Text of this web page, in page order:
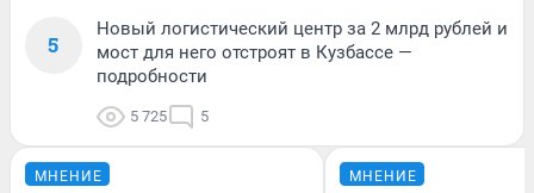
5
Новый логистический центр за 2 млрд рублей и
мост для него отстроят в Кузбассе —
подробности
5 725 5
МНЕНИЕ МНЕНИЕ